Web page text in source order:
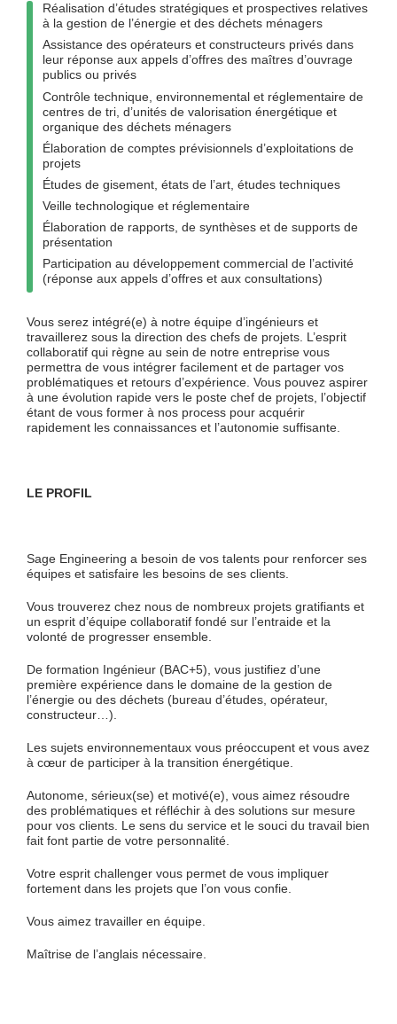
Réalisation d’études stratégiques et prospectives relatives
à la gestion de l’énergie et des déchets ménagers
Assistance des opérateurs et constructeurs privés dans
leur réponse aux appels d’offres des maîtres d’ouvrage
publics ou privés
Contrôle technique, environnemental et réglementaire de
centres de tri, d’unités de valorisation énergétique et
organique des déchets ménagers
Élaboration de comptes prévisionnels d’exploitations de
projets
Études de gisement, états de l’art, études techniques
Veille technologique et réglementaire
Élaboration de rapports, de synthèses et de supports de
présentation
Participation au développement commercial de l’activité
(réponse aux appels d’offres et aux consultations)
Vous serez intégré(e) à notre équipe d’ingénieurs et
travaillerez sous la direction des chefs de projets. L’esprit
collaboratif qui règne au sein de notre entreprise vous
permettra de vous intégrer facilement et de partager vos
problématiques et retours d’expérience. Vous pouvez aspirer
à une évolution rapide vers le poste chef de projets, l’objectif
étant de vous former à nos process pour acquérir
rapidement les connaissances et l’autonomie suffisante.
LE PROFIL
Sage Engineering a besoin de vos talents pour renforcer ses
équipes et satisfaire les besoins de ses clients.
Vous trouverez chez nous de nombreux projets gratifiants et
un esprit d’équipe collaboratif fondé sur l’entraide et la
volonté de progresser ensemble.
De formation Ingénieur (BAC+5), vous justifiez d’une
première expérience dans le domaine de la gestion de
l’énergie ou des déchets (bureau d’études, opérateur,
constructeur…).
Les sujets environnementaux vous préoccupent et vous avez
à cœur de participer à la transition énergétique.
Autonome, sérieux(se) et motivé(e), vous aimez résoudre
des problématiques et réfléchir à des solutions sur mesure
pour vos clients. Le sens du service et le souci du travail bien
fait font partie de votre personnalité.
Votre esprit challenger vous permet de vous impliquer
fortement dans les projets que l’on vous confie.
Vous aimez travailler en équipe.
Maîtrise de l’anglais nécessaire.